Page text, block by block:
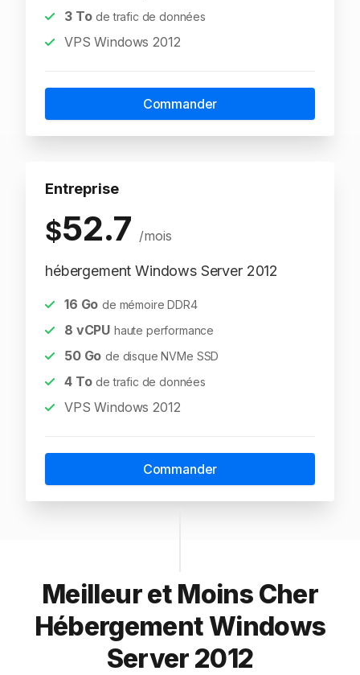
3To de trafic de données
VPS Windows 2012
Commander
Entreprise
$52.7 /mois
hébergement Windows Server 2012
16 Go de mémoire DDR4
8 vCPU haute performance
50Go de disque NVMe SSD
4To de trafic de données
VPS Windows 2012
Commander
Meilleur et Moins Cher
Hébergement Windows
Server 2012